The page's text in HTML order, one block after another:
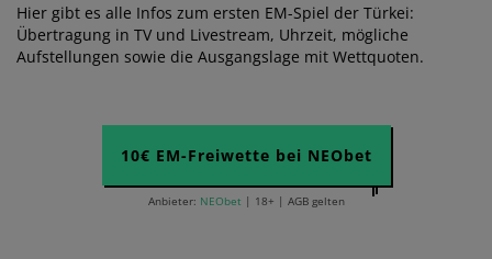
Hier gibt es alle Infos zum ersten EM-Spiel der Türkei:
Übertragung in TV und Livestream, Uhrzeit, mögliche
Aufstellungen sowie die Ausgangslage mit Wettquoten.
10€ EM-Freiwette bei NEObet
Anbieter: NEObet | 18+ | AGB gelten